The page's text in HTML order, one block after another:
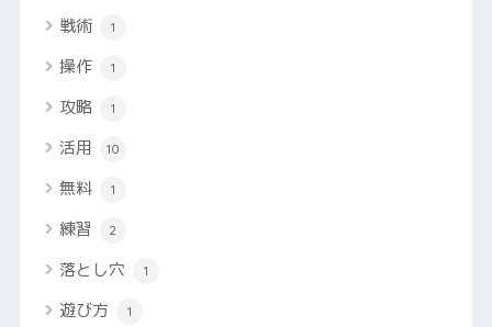
戦術 1
操作 1
攻略 1
活用 10
無料 1
練習 2
落とし穴 1
遊び方 1